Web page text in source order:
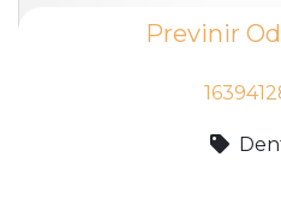
Previnir